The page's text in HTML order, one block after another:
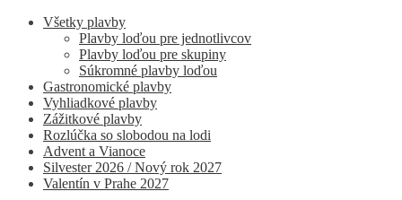
Všetky plavby
Plavby loďou pre jednotlivcov
Plavby loďou pre skupiny
Súkromné ​​plavby loďou
Gastronomické plavby
Vyhliadkové plavby
Zážitkové plavby
Rozlúčka so slobodou na lodi
Advent a Vianoce
Silvester 2026 / Nový rok 2027
Valentín v Prahe 2027